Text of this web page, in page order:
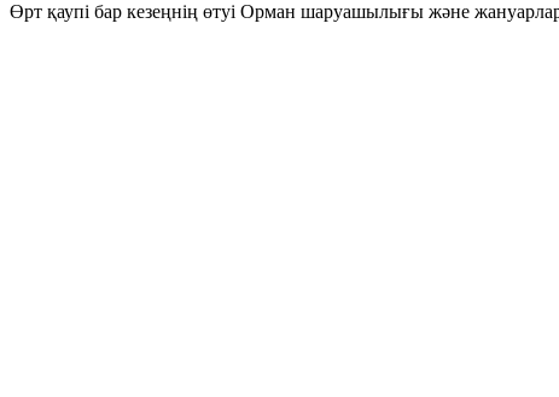
Өрт қаупі бар кезеңнің өтуі Орман шаруашылығы және